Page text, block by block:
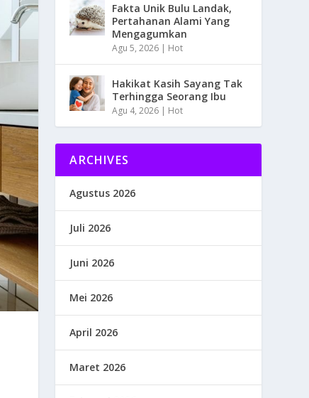
Fakta Unik Bulu Landak,
Pertahanan Alami Yang
Mengagumkan
Agu 5, 2026 | Hot
Hakikat Kasih Sayang Tak
Terhingga Seorang Ibu
Agu 4, 2026 | Hot
ARCHIVES
Agustus 2026
Juli 2026
Juni 2026
Mei 2026
April 2026
Maret 2026